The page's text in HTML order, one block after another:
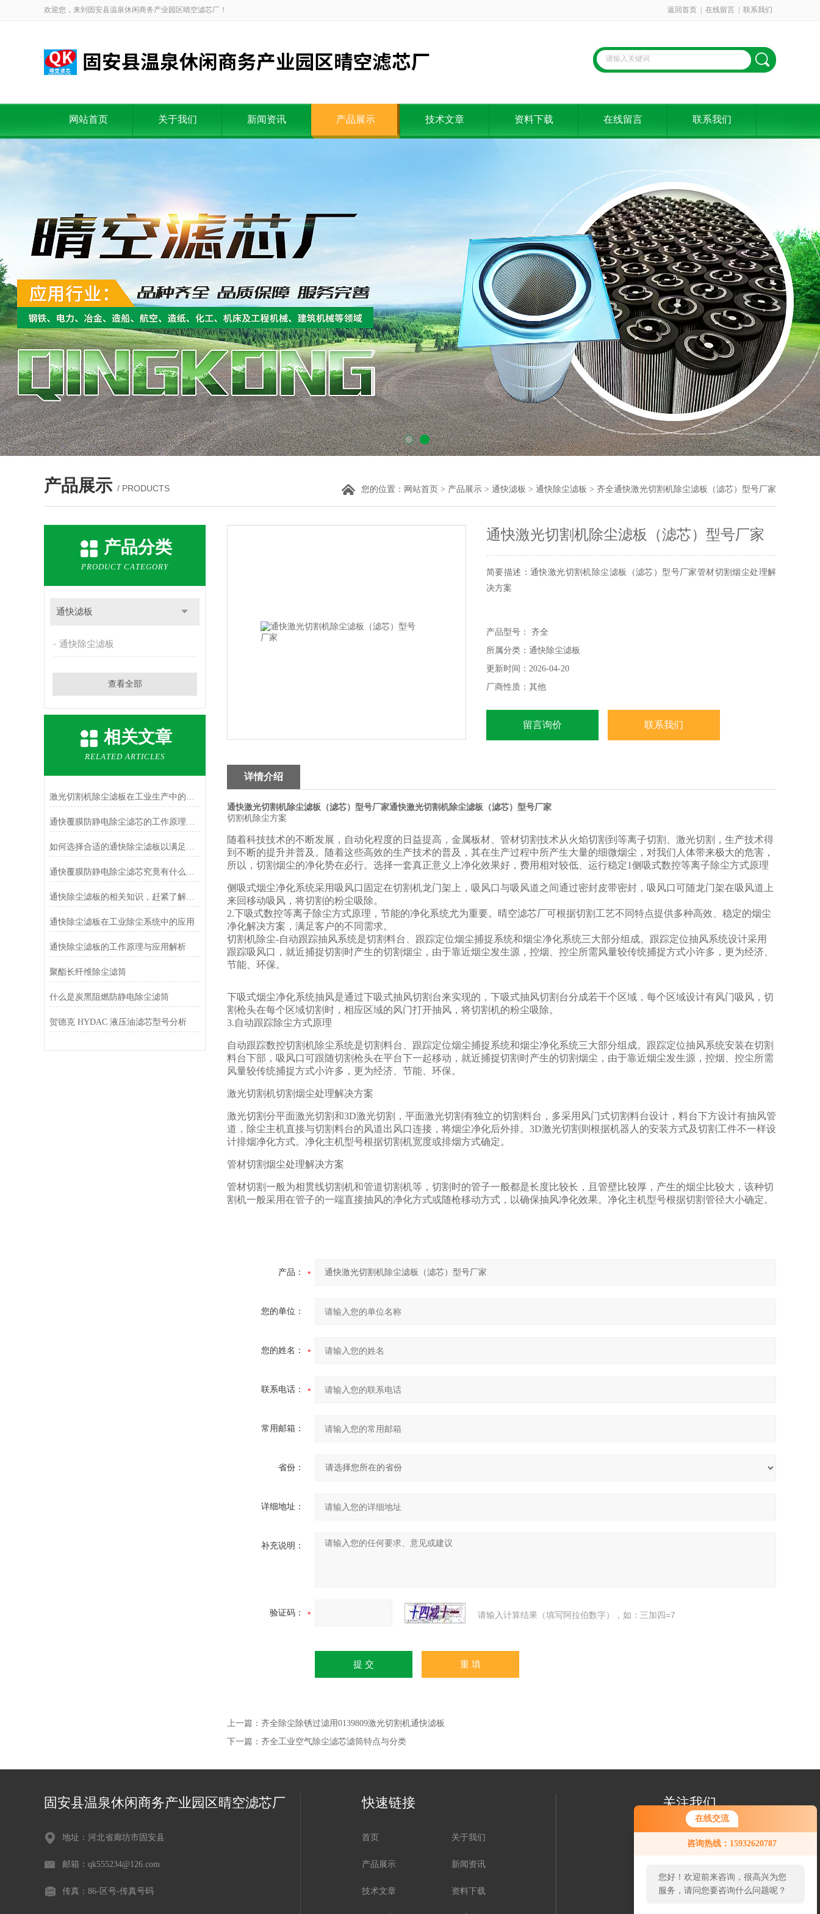
在线交流
咨询热线：15932620787
您好！欢迎前来咨询，很高兴为您
服务，请问您要咨询什么问题呢？
欢迎您，来到固安县温泉休闲商务产业园区晴空滤芯厂！ 返回首页 在线留言 联系我们
网站首页 关于我们 新闻资讯 产品展示 技术文章 资料下载 在线留言 联系我们
产品展示 / PRODUCTS 您的位置： 网站首页 > 产品展示 > 通快滤板 > 通快除尘滤板 > 齐全通快激光切割机除尘滤板（滤芯）型号厂家
产品分类
PRODUCT CATEGORY
通快滤板
通快除尘滤板
查看全部
相关文章
RELATED ARTICLES
激光切割机除尘滤板在工业生产中的应用
通快覆膜防静电除尘滤芯的工作原理是什么？
如何选择合适的通快除尘滤板以满足除尘需求？
通快覆膜防静电除尘滤芯究竟有什么特点呢？
通快除尘滤板的相关知识，赶紧了解一下
通快除尘滤板在工业除尘系统中的应用
通快除尘滤板的工作原理与应用解析
聚酯长纤维除尘滤筒
什么是炭黑阻燃防静电除尘滤筒
贺德克 HYDAC 液压油滤芯型号分析
通快激光切割机除尘滤板（滤芯）型号厂家
简要描述：通快激光切割机除尘滤板（滤芯）型号厂家管材切割烟尘处理解
决方案
比较长，且管壁比较厚，产生的烟尘比较大，该种切割机一般采用在管子的
一端直接抽风的净化方式或随枪移动方式，以确保抽风净化效果。净化主机
型号根据切割管径大小确定。
产品型号： 齐全
所属分类：通快除尘滤板
更新时间：2026-04-20
厂商性质：其他
留言询价 联系我们
详情介绍
通快激光切割机除尘滤板（滤芯）型号厂家通快激光切割机除尘滤板（滤芯）型号厂家
切割机除尘方案
随着科技技术的不断发展，自动化程度的日益提高，金属板材、管材切割技术从火焰切割到等离子切割、激光切割，生产技术得
到不断的提升并普及。随着这些高效的生产技术的普及，其在生产过程中所产生大量的细微烟尘，对我们人体带来极大的危害，
所以，切割烟尘的净化势在必行。选择一套真正意义上净化效果好，费用相对较低、运行稳定1侧吸式数控等离子除尘方式原理
侧吸式烟尘净化系统采用吸风口固定在切割机龙门架上，吸风口与吸风道之间通过密封皮带密封，吸风口可随龙门架在吸风道上
来回移动吸风，将切割的粉尘吸除。
2.下吸式数控等离子除尘方式原理，节能的净化系统尤为重要。晴空滤芯厂可根据切割工艺不同特点提供多种高效、稳定的烟尘
净化解决方案，满足客户的不同需求。
切割机除尘-自动跟踪抽风系统是切割料台、跟踪定位烟尘捕捉系统和烟尘净化系统三大部分组成。跟踪定位抽风系统设计采用
跟踪吸风口，就近捕捉切割时产生的切割烟尘，由于靠近烟尘发生源，控烟、控尘所需风量较传统捕捉方式小许多，更为经济、
节能、环保。
下吸式烟尘净化系统抽风是通过下吸式抽风切割台来实现的，下吸式抽风切割台分成若干个区域，每个区域设计有风门吸风，切
割枪头在每个区域切割时，相应区域的风门打开抽风，将切割机的粉尘吸除。
3.自动跟踪除尘方式原理
自动跟踪数控切割机除尘系统是切割料台、跟踪定位烟尘捕捉系统和烟尘净化系统三大部分组成。跟踪定位抽风系统安装在切割
料台下部，吸风口可跟随切割枪头在平台下一起移动，就近捕捉切割时产生的切割烟尘，由于靠近烟尘发生源，控烟、控尘所需
风量较传统捕捉方式小许多，更为经济、节能、环保。
激光切割机切割烟尘处理解决方案
激光切割分平面激光切割和3D激光切割，平面激光切割有独立的切割料台，多采用风门式切割料台设计，料台下方设计有抽风管
道，除尘主机直接与切割料台的风道出风口连接，将烟尘净化后外排。3D激光切割则根据机器人的安装方式及切割工件不一样设
计排烟净化方式。净化主机型号根据切割机宽度或排烟方式确定。
管材切割烟尘处理解决方案
管材切割一般为相贯线切割机和管道切割机等，切割时的管子一般都是长度比较长，且管壁比较厚，产生的烟尘比较大，该种切
割机一般采用在管子的一端直接抽风的净化方式或随枪移动方式，以确保抽风净化效果。净化主机型号根据切割管径大小确定。
产品：
您的单位：
您的姓名：
联系电话：
常用邮箱：
省份：
详细地址：
补充说明：
验证码： 请输入计算结果（填写阿拉伯数字），如：三加四=7
上一篇： 齐全除尘除锈过滤用0139809激光切割机通快滤板
下一篇： 齐全工业空气除尘滤芯滤筒特点与分类
固安县温泉休闲商务产业园区晴空滤芯厂
地址：河北省廊坊市固安县
邮箱：qk555234@126.com
传真：86-区号-传真号码
快速链接
首页 关于我们
产品展示 新闻资讯
技术文章 资料下载
关注我们